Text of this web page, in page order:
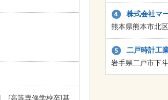
[高等専修学校卒]基
株式会社マ
熊本県熊本市北
二戸時計工
岩手県二戸市下